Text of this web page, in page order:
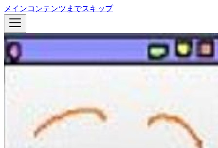
メインコンテンツまでスキップ